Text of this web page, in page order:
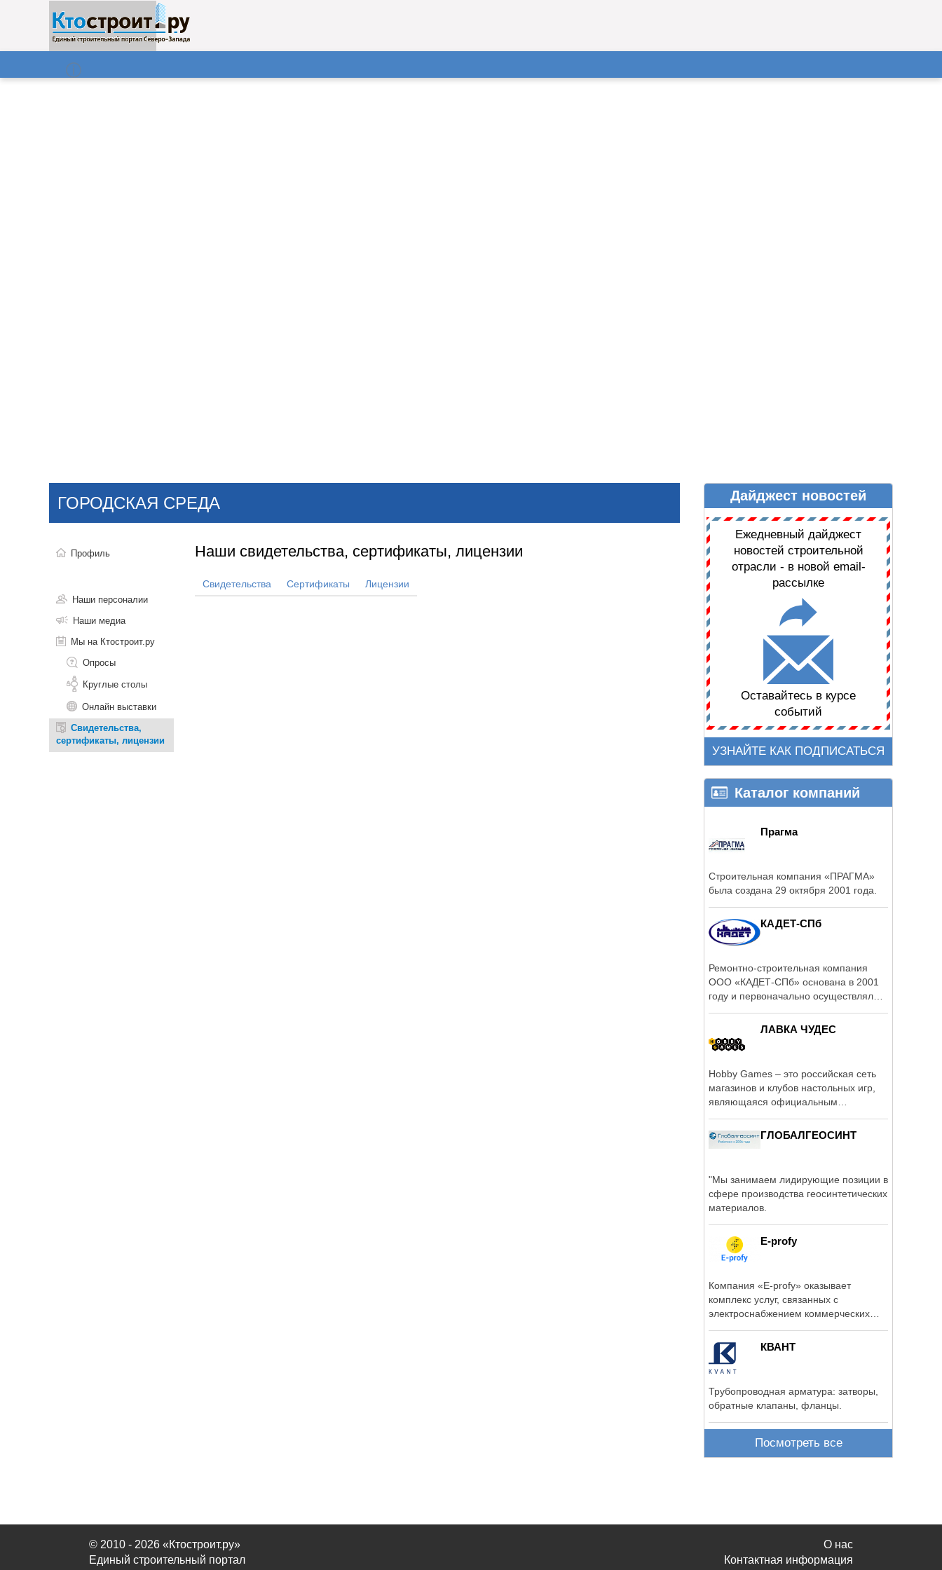
Поиск
НОВОСТИ СТАТЬИ ДАЙДЖЕСТ НОВОСТЕЙ
ГОРОДСКАЯ СРЕДА
Профиль
Наши персоналии
Наши медиа
Мы на Ктостроит.ру
Опросы
Круглые столы
Онлайн выставки
Свидетельства,
сертификаты, лицензии
Наши свидетельства, сертификаты, лицензии
Свидетельства Сертификаты Лицензии
Дайджест новостей
Ежедневный дайджест
новостей строительной
отрасли - в новой email-
рассылке
Оставайтесь в курсе
событий
УЗНАЙТЕ КАК ПОДПИСАТЬСЯ
Каталог компаний
Прагма
Строительная компания «ПРАГМА»
была создана 29 октября 2001 года.
КАДЕТ-СПб
Ремонтно-строительная компания
ООО «КАДЕТ-СПб» основана в 2001
году и первоначально осуществляла
ЛАВКА ЧУДЕС
Hobby Games – это российская сеть
магазинов и клубов настольных игр,
являющаяся официальным
ГЛОБАЛГЕОСИНТ
"Мы занимаем лидирующие позиции в
сфере производства геосинтетических
материалов.
E-profy
Компания «E-profy» оказывает
комплекс услуг, связанных с
электроснабжением коммерческих
КВАНТ
Трубопроводная арматура: затворы,
обратные клапаны, фланцы.
Посмотреть все
© 2010 - 2026 «Ктостроит.ру»
Единый строительный портал
О нас
Контактная информация